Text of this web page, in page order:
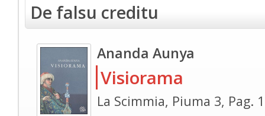
De falsu creditu
Ananda Aunya
Visiorama
La Scimmia, Piuma 3, Pag.